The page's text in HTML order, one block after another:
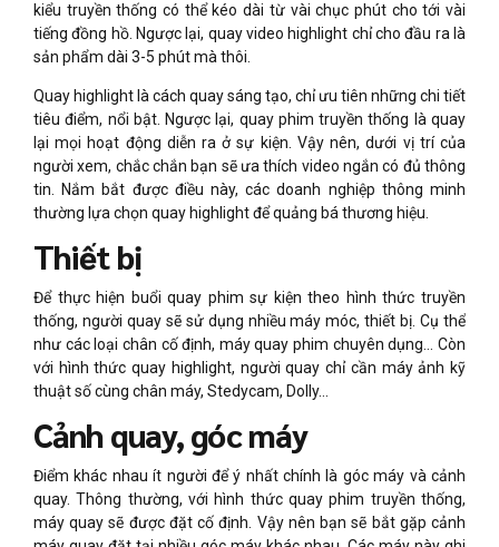
kiểu truyền thống có thể kéo dài từ vài chục phút cho tới vài
tiếng đồng hồ. Ngược lại, quay video highlight chỉ cho đầu ra là
sản phẩm dài 3-5 phút mà thôi.
Quay highlight là cách quay sáng tạo, chỉ ưu tiên những chi tiết
tiêu điểm, nổi bật. Ngược lại, quay phim truyền thống là quay
lại mọi hoạt động diễn ra ở sự kiện. Vậy nên, dưới vị trí của
người xem, chắc chắn bạn sẽ ưa thích video ngắn có đủ thông
tin. Nắm bắt được điều này, các doanh nghiệp thông minh
thường lựa chọn quay highlight để quảng bá thương hiệu.
Thiết bị
Để thực hiện buổi quay phim sự kiện theo hình thức truyền
thống, người quay sẽ sử dụng nhiều máy móc, thiết bị. Cụ thể
như các loại chân cố định, máy quay phim chuyên dụng… Còn
với hình thức quay highlight, người quay chỉ cần máy ảnh kỹ
thuật số cùng chân máy, Stedycam, Dolly…
Cảnh quay, góc máy
Điểm khác nhau ít người để ý nhất chính là góc máy và cảnh
quay. Thông thường, với hình thức quay phim truyền thống,
máy quay sẽ được đặt cố định. Vậy nên bạn sẽ bắt gặp cảnh